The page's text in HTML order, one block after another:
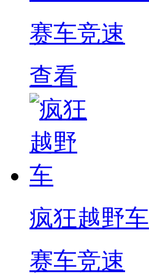
赛车竞速
查看
疯狂越野车
赛车竞速